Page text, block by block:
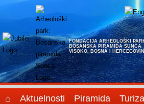
FONDACIJA ARHEOLOŠKI
BOSANSKA PIRAMIDA SUNCA
VISOKO, BOSNA I
⌂ Aktuelnosti Piramida